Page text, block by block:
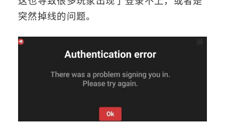
突然掉线的问题。